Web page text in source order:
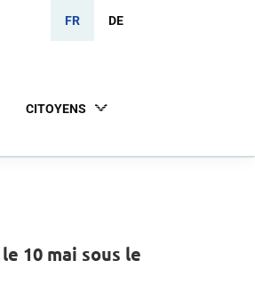
FR DE
CITOYENS
10 mai sous le